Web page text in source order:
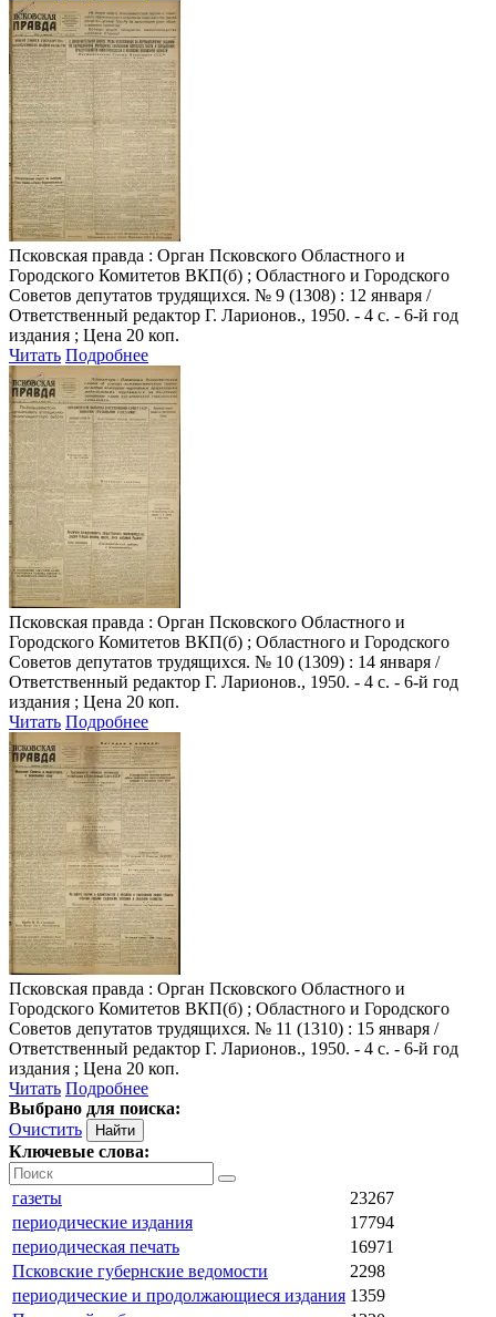
Псковская правда : Орган Псковского Областного и
Городского Комитетов ВКП(б) ; Областного и Городского
Советов депутатов трудящихся. № 9 (1308) : 12 января /
Ответственный редактор Г. Ларионов., 1950. - 4 с. - 6-й год
издания ; Цена 20 коп.
Читать Подробнее
Псковская правда : Орган Псковского Областного и
Городского Комитетов ВКП(б) ; Областного и Городского
Советов депутатов трудящихся. № 10 (1309) : 14 января /
Ответственный редактор Г. Ларионов., 1950. - 4 с. - 6-й год
издания ; Цена 20 коп.
Читать Подробнее
Псковская правда : Орган Псковского Областного и
Городского Комитетов ВКП(б) ; Областного и Городского
Советов депутатов трудящихся. № 11 (1310) : 15 января /
Ответственный редактор Г. Ларионов., 1950. - 4 с. - 6-й год
издания ; Цена 20 коп.
Читать Подробнее
Выбрано для поиска:
Очистить
Ключевые слова:
газеты
23267
периодические издания
17794
периодическая печать
16971
Псковские губернские ведомости
2298
периодические и продолжающиеся издания 1359